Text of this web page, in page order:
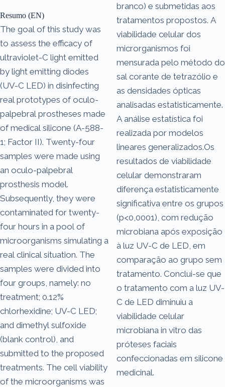
Resumo (EN)
The goal of this study was
to assess the efficacy of
ultraviolet-C light emitted
by light emitting diodes
(UV-C LED) in disinfecting
real prototypes of oculo-
palpebral prostheses made
of medical silicone (A-588-
1; Factor II). Twenty-four
samples were made using
an oculo-palpebral
prosthesis model.
Subsequently, they were
contaminated for twenty-
four hours in a pool of
microorganisms simulating a
real clinical situation. The
samples were divided into
four groups, namely: no
treatment; 0.12%
chlorhexidine; UV-C LED;
and dimethyl sulfoxide
(blank control), and
submitted to the proposed
treatments. The cell viability
of the microorganisms was
branco) e submetidas aos
tratamentos propostos. A
viabilidade celular dos
microrganismos foi
mensurada pelo método do
sal corante de tetrazólio e
as densidades ópticas
analisadas estatisticamente.
A análise estatística foi
realizada por modelos
lineares generalizados.Os
resultados de viabilidade
celular demonstraram
diferença estatisticamente
significativa entre os grupos
(p<0,0001), com redução
microbiana após exposição
à luz UV-C de LED, em
comparação ao grupo sem
tratamento. Conclui-se que
o tratamento com a luz UV-
C de LED diminuiu a
viabilidade celular
microbiana in vitro das
próteses faciais
confeccionadas em silicone
medicinal.